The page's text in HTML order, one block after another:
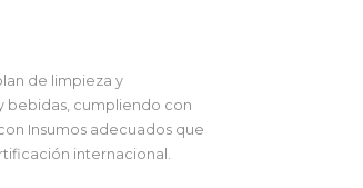
de limpieza y
bebidas, cumpliendo con
Insumos adecuados que
internacional.